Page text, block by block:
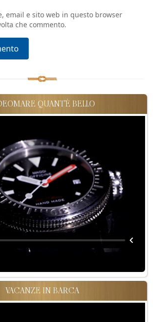
email e sito web in questo browser
che commento.
QUANT'È BELLO
VACANZE IN BARCA